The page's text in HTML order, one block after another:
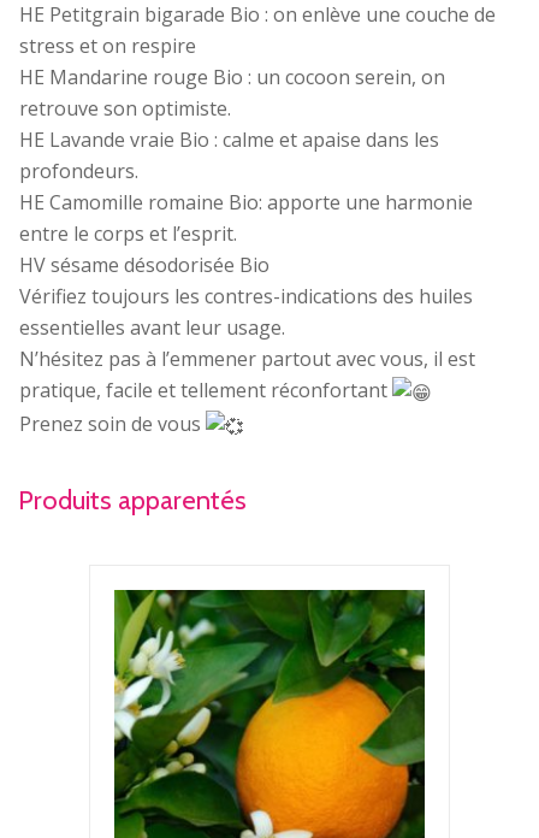
HE Petitgrain bigarade Bio : on enlève une couche de
stress et on respire
HE Mandarine rouge Bio : un cocoon serein, on
retrouve son optimiste.
HE Lavande vraie Bio : calme et apaise dans les
profondeurs.
HE Camomille romaine Bio: apporte une harmonie
entre le corps et l’esprit.
HV sésame désodorisée Bio
Vérifiez toujours les contres-indications des huiles
essentielles avant leur usage.
N’hésitez pas à l’emmener partout avec vous, il est
pratique, facile et tellement réconfortant
Prenez soin de vous
Produits apparentés